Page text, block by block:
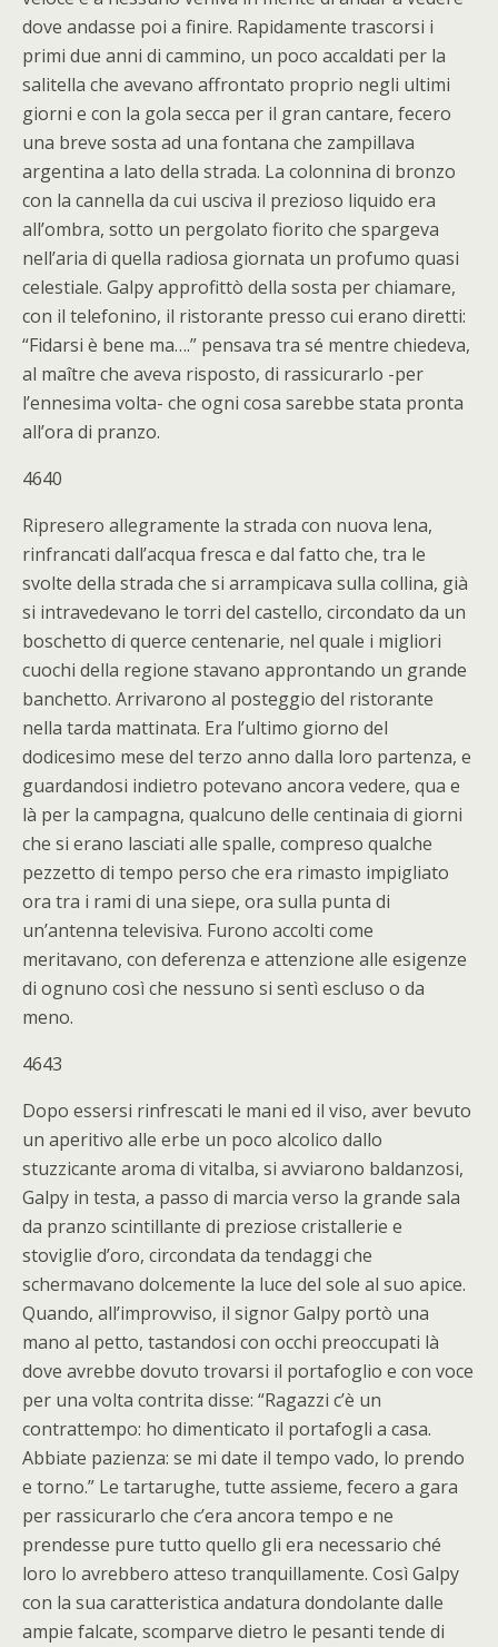
dove andasse poi a finire. Rapidamente trascorsi i
primi due anni di cammino, un poco accaldati per la
salitella che avevano affrontato proprio negli ultimi
giorni e con la gola secca per il gran cantare, fecero
una breve sosta ad una fontana che zampillava
argentina a lato della strada. La colonnina di bronzo
con la cannella da cui usciva il prezioso liquido era
all’ombra, sotto un pergolato fiorito che spargeva
nell’aria di quella radiosa giornata un profumo quasi
celestiale. Galpy approfittò della sosta per chiamare,
con il telefonino, il ristorante presso cui erano diretti:
“Fidarsi è bene ma….” pensava tra sé mentre chiedeva,
al maître che aveva risposto, di rassicurarlo -per
l’ennesima volta- che ogni cosa sarebbe stata pronta
all’ora di pranzo.
4640
Ripresero allegramente la strada con nuova lena,
rinfrancati dall’acqua fresca e dal fatto che, tra le
svolte della strada che si arrampicava sulla collina, già
si intravedevano le torri del castello, circondato da un
boschetto di querce centenarie, nel quale i migliori
cuochi della regione stavano approntando un grande
banchetto. Arrivarono al posteggio del ristorante
nella tarda mattinata. Era l’ultimo giorno del
dodicesimo mese del terzo anno dalla loro partenza, e
guardandosi indietro potevano ancora vedere, qua e
là per la campagna, qualcuno delle centinaia di giorni
che si erano lasciati alle spalle, compreso qualche
pezzetto di tempo perso che era rimasto impigliato
ora tra i rami di una siepe, ora sulla punta di
un’antenna televisiva. Furono accolti come
meritavano, con deferenza e attenzione alle esigenze
di ognuno così che nessuno si sentì escluso o da
meno.
4643
Dopo essersi rinfrescati le mani ed il viso, aver bevuto
un aperitivo alle erbe un poco alcolico dallo
stuzzicante aroma di vitalba, si avviarono baldanzosi,
Galpy in testa, a passo di marcia verso la grande sala
da pranzo scintillante di preziose cristallerie e
stoviglie d’oro, circondata da tendaggi che
schermavano dolcemente la luce del sole al suo apice.
Quando, all’improvviso, il signor Galpy portò una
mano al petto, tastandosi con occhi preoccupati là
dove avrebbe dovuto trovarsi il portafoglio e con voce
per una volta contrita disse: “Ragazzi c’è un
contrattempo: ho dimenticato il portafogli a casa.
Abbiate pazienza: se mi date il tempo vado, lo prendo
e torno.” Le tartarughe, tutte assieme, fecero a gara
per rassicurarlo che c’era ancora tempo e ne
prendesse pure tutto quello gli era necessario ché
loro lo avrebbero atteso tranquillamente. Così Galpy
con la sua caratteristica andatura dondolante dalle
ampie falcate, scomparve dietro le pesanti tende di